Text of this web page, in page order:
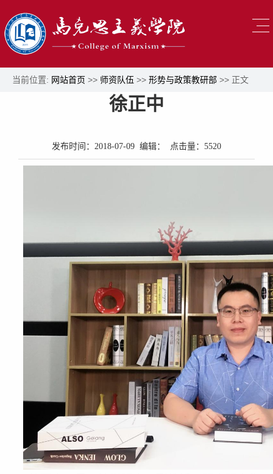
当前位置: 网站首页 >> 师资队伍 >> 形势与政策教研部 >> 正文
徐正中
发布时间：2018-07-09 编辑： 点击量： 5520